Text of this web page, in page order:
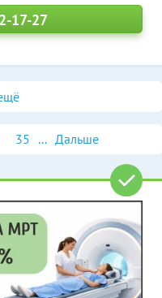
17-27
35 ... Дальше